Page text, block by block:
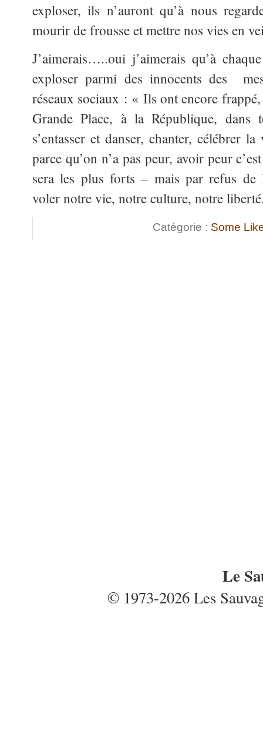
exploser, ils n’auront qu’à nous
mourir de frousse et mettre nos vies en
J’aimerais…..oui j’aimerais qu’à
exploser parmi des innocents des
réseaux sociaux : « Ils ont encore
Grande Place, à la République,
s’entasser et danser, chanter, célébrer
parce qu’on n’a pas peur, avoir peur
sera les plus forts – mais par refus de
voler notre vie, notre culture, notre
Catégorie : Some
Le
© 1973-2026 Les